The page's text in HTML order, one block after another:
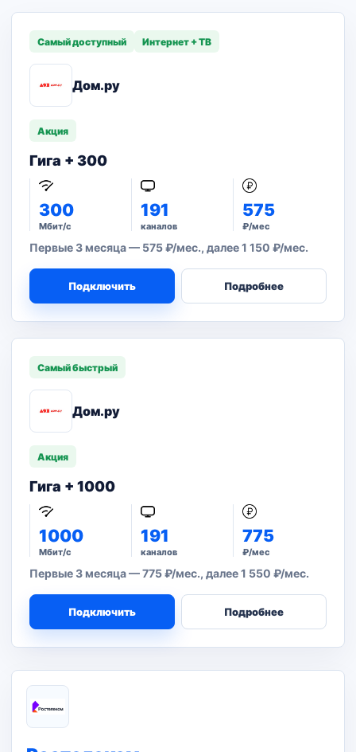
Самый доступный Интернет + ТВ
Дом.ру
Акция
Гига + 300
300
Мбит/с
191
каналов
575
₽/мес
Первые 3 месяца — 575 ₽/мес., далее 1 150 ₽/мес.
Подключить Подробнее
Самый быстрый
Дом.ру
Акция
Гига + 1000
1000
Мбит/с
191
каналов
775
₽/мес
Первые 3 месяца — 775 ₽/мес., далее 1 550 ₽/мес.
Подключить Подробнее